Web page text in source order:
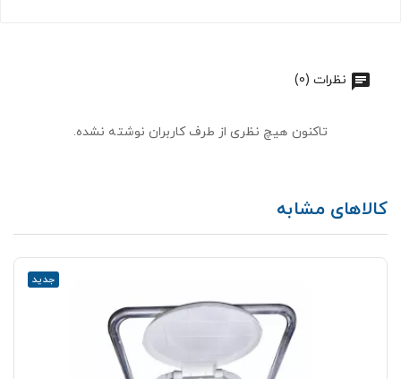
نظرات (0)
تاکنون هیچ نظری از طرف کاربران نوشته نشده.
کالاهای مشابه
جدید